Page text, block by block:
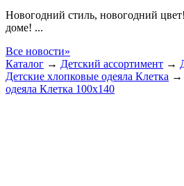
Новогодний стиль, новогодний
доме! ...
Все новости»
Каталог → Детский ассортимент →
Детские хлопковые одеяла Клетка →
одеяла Клетка 100х140